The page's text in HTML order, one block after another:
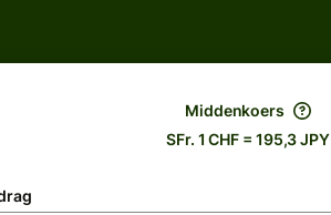
Middenkoers
SFr. 1 CHF = 195,3 JPY